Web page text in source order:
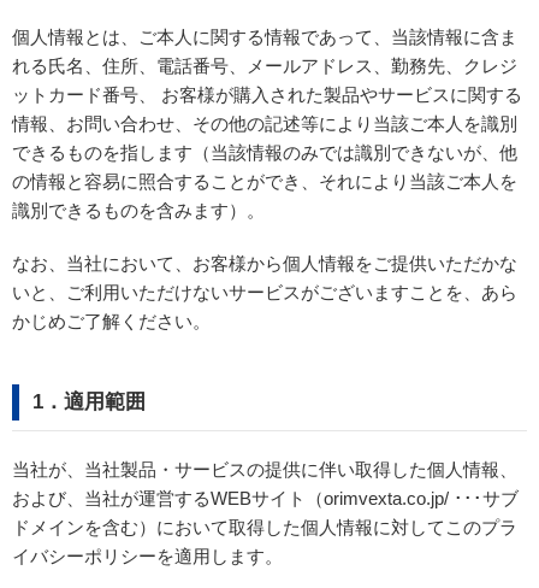
個人情報とは、ご本人に関する情報であって、当該情報に含ま
れる氏名、住所、電話番号、メールアドレス、勤務先、クレジ
ットカード番号、 お客様が購入された製品やサービスに関する
情報、お問い合わせ、その他の記述等により当該ご本人を識別
できるものを指します（当該情報のみでは識別できないが、他
の情報と容易に照合することができ、それにより当該ご本人を
識別できるものを含みます）。
なお、当社において、お客様から個人情報をご提供いただかな
いと、ご利用いただけないサービスがございますことを、あら
かじめご了解ください。
1．適用範囲
当社が、当社製品・サービスの提供に伴い取得した個人情報、
および、当社が運営するWEBサイト（orimvexta.co.jp/ ･･･サブ
ドメインを含む）において取得した個人情報に対してこのプラ
イバシーポリシーを適用します。